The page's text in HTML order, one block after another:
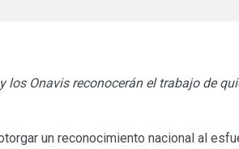
los Onavis reconocerán el trabajo de
un reconocimiento nacional al